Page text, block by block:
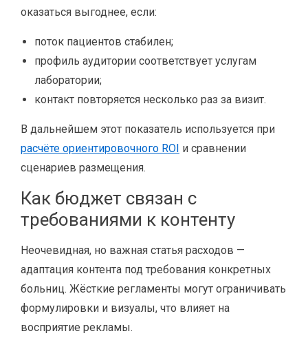
оказаться выгоднее, если:
поток пациентов стабилен;
профиль аудитории соответствует услугам
лаборатории;
контакт повторяется несколько раз за визит.
В дальнейшем этот показатель используется при
расчёте ориентировочного ROI и сравнении
сценариев размещения.
Как бюджет связан с
требованиями к контенту
Неочевидная, но важная статья расходов —
адаптация контента под требования конкретных
больниц. Жёсткие регламенты могут ограничивать
формулировки и визуалы, что влияет на
восприятие рекламы.